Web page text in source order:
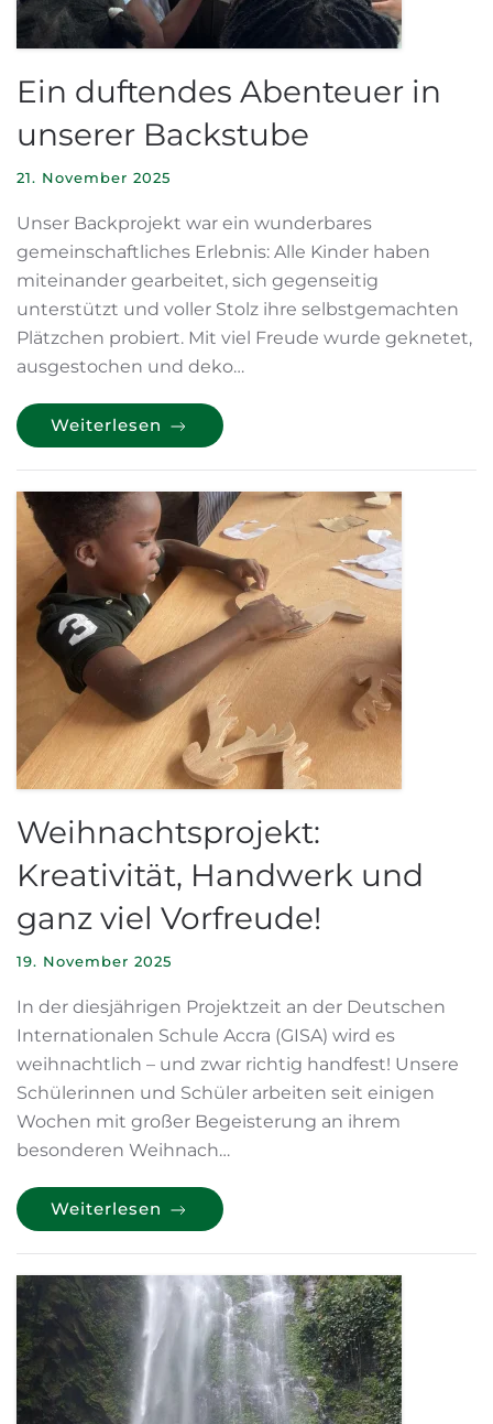
Ein duftendes Abenteuer in
unserer Backstube
21. November 2025
Unser Backprojekt war ein wunderbares
gemeinschaftliches Erlebnis: Alle Kinder haben
miteinander gearbeitet, sich gegenseitig
unterstützt und voller Stolz ihre selbstgemachten
Plätzchen probiert. Mit viel Freude wurde geknetet,
ausgestochen und deko…
Weiterlesen
Weihnachtsprojekt:
Kreativität, Handwerk und
ganz viel Vorfreude!
19. November 2025
In der diesjährigen Projektzeit an der Deutschen
Internationalen Schule Accra (GISA) wird es
weihnachtlich – und zwar richtig handfest! Unsere
Schülerinnen und Schüler arbeiten seit einigen
Wochen mit großer Begeisterung an ihrem
besonderen Weihnach…
Weiterlesen